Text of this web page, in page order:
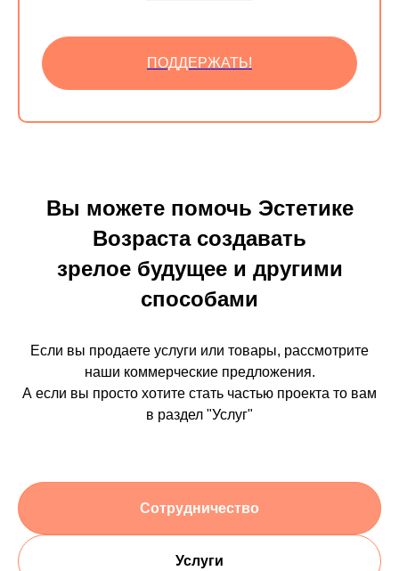
ПОДДЕРЖАТЬ!
Вы можете помочь Эстетике
Возраста создавать
зрелое будущее и другими
способами
Если вы продаете услуги или товары, рассмотрите
наши коммерческие предложения.
А если вы просто хотите стать частью проекта то вам
в раздел "Услуг"
Сотрудничество
Услуги